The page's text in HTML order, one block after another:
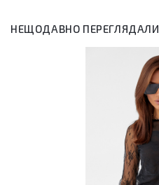
НЕЩОДАВНО ПЕРЕГЛЯДАЛИ